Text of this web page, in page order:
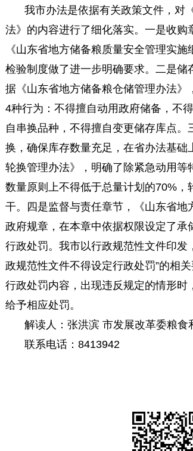
我市办法是依据有关政策文件，对
法》的内容进行了细化落实。一是收购
《山东省地方储备粮质量安全管理实
检验制度做了进一步明确要求。二是储
据《山东省地方储备粮仓储管理办法》
4种行为：不得擅自动用政府储备，不
自串换品种，不得擅自变更储存库点
换，确保库存数量充足，在省办法基础
轮换管理办法》，明确了除紧急动用等
数量原则上不得低于总量计划的70%，
干。四是监督与责任章节，《山东省地
政府规章，在本章中依据权限设定了承
行政处罚。我市以行政规范性文件印发
政规范性文件不得设定行政处罚”的相
行政处罚内容，出现违反规定的情形时
给予相应处罚。
解读人：张洪滨 市发展改革委粮食
联系电话：8413942